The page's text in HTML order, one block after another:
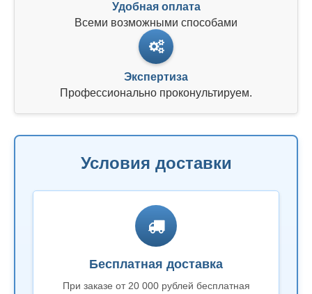
Удобная оплата
Всеми возможными способами
Экспертиза
Профессионально проконультируем.
Условия доставки
Бесплатная доставка
При заказе от 20 000 рублей бесплатная